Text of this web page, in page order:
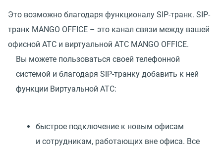
Это возможно благодаря функционалу SIP-транк. SIP-
транк MANGO OFFICE – это канал связи между вашей
офисной АТС и виртуальной АТС MANGO OFFICE.
Вы можете пользоваться своей телефонной
системой и благодаря SIP-транку добавить к ней
функции Виртуальной АТС:
быстрое подключение к новым офисам
и сотрудникам, работающих вне офиса. Все